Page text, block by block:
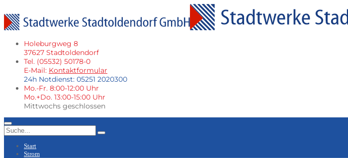
Holeburgweg 8
37627 Stadtoldendorf
Tel. (05532) 50178-0
E-Mail: Kontaktformular
24h Notdienst: 05251 2020300
Mo.-Fr. 8:00-12:00 Uhr
Mo.+Do. 13:00-15:00 Uhr
Mittwochs geschlossen
Start
Strom